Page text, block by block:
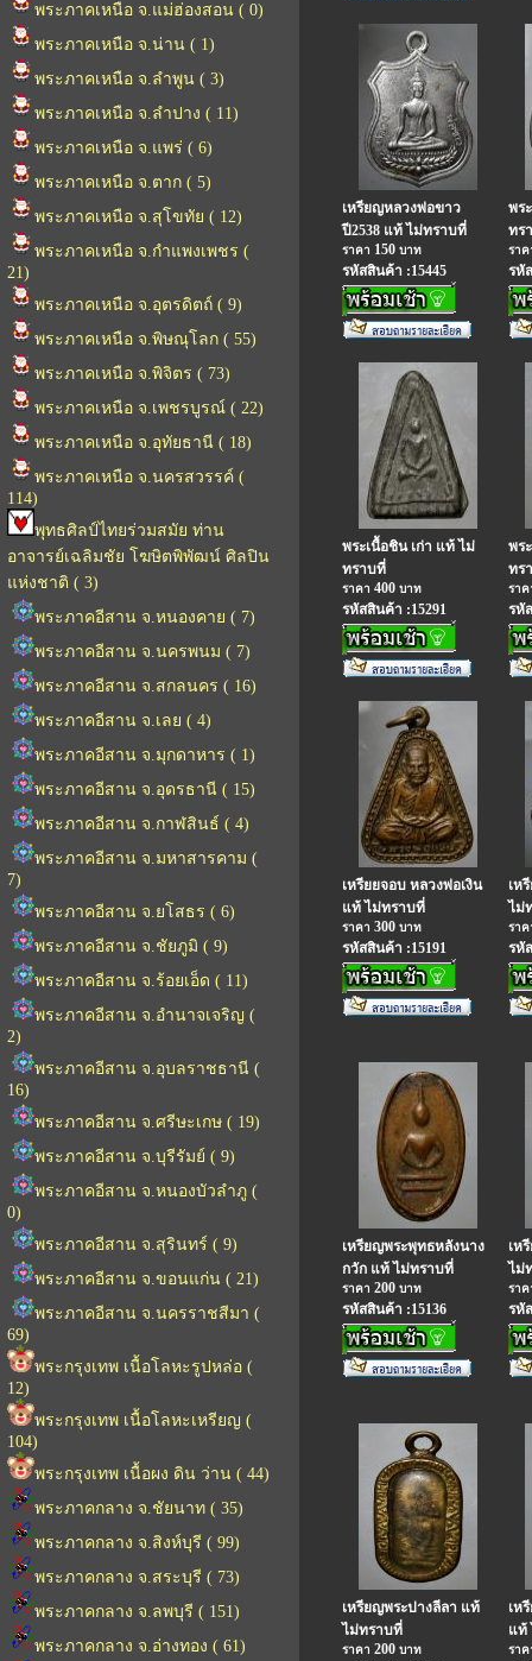
พระภาคเหนือ จ.แม่ฮ่องสอน ( 0)
พระภาคเหนือ จ.น่าน ( 1)
พระภาคเหนือ จ.ลำพูน ( 3)
พระภาคเหนือ จ.ลำปาง ( 11)
พระภาคเหนือ จ.แพร่ ( 6)
พระภาคเหนือ จ.ตาก ( 5)
พระภาคเหนือ จ.สุโขทัย ( 12)
พระภาคเหนือ จ.กำแพงเพชร (
21)
พระภาคเหนือ จ.อุตรดิตถ์ ( 9)
พระภาคเหนือ จ.พิษณุโลก ( 55)
พระภาคเหนือ จ.พิจิตร ( 73)
พระภาคเหนือ จ.เพชรบูรณ์ ( 22)
พระภาคเหนือ จ.อุทัยธานี ( 18)
พระภาคเหนือ จ.นครสวรรค์ (
114)
พุทธศิลป์ไทยร่วมสมัย ท่าน
อาจารย์เฉลิมชัย โฆษิตพิพัฒน์ ศิลปิน
แห่งชาติ ( 3)
พระภาคอีสาน จ.หนองคาย ( 7)
พระภาคอีสาน จ.นครพนม ( 7)
พระภาคอีสาน จ.สกลนคร ( 16)
พระภาคอีสาน จ.เลย ( 4)
พระภาคอีสาน จ.มุกดาหาร ( 1)
พระภาคอีสาน จ.อุดรธานี ( 15)
พระภาคอีสาน จ.กาฬสินธ์ ( 4)
พระภาคอีสาน จ.มหาสารคาม (
7)
พระภาคอีสาน จ.ยโสธร ( 6)
พระภาคอีสาน จ.ชัยภูมิ ( 9)
พระภาคอีสาน จ.ร้อยเอ็ด ( 11)
พระภาคอีสาน จ.อำนาจเจริญ (
2)
พระภาคอีสาน จ.อุบลราชธานี (
16)
พระภาคอีสาน จ.ศรีษะเกษ ( 19)
พระภาคอีสาน จ.บุรีรัมย์ ( 9)
พระภาคอีสาน จ.หนองบัวลำภู (
0)
พระภาคอีสาน จ.สุรินทร์ ( 9)
พระภาคอีสาน จ.ขอนแก่น ( 21)
พระภาคอีสาน จ.นครราชสีมา (
69)
พระกรุงเทพ เนื้อโลหะรูปหล่อ (
12)
พระกรุงเทพ เนื้อโลหะเหรียญ (
104)
พระกรุงเทพ เนื้อผง ดิน ว่าน ( 44)
พระภาคกลาง จ.ชัยนาท ( 35)
พระภาคกลาง จ.สิงห์บุรี ( 99)
พระภาคกลาง จ.สระบุรี ( 73)
พระภาคกลาง จ.ลพบุรี ( 151)
พระภาคกลาง จ.อ่างทอง ( 61)
เหรียญหลวงพ่อขาว
ปี2538 แท้ ไม่ทราบที่
ราคา 150 บาท
รหัสสินค้า :15445
พร
ทร
รา
รหั
พระเนื้อชิน เก่า แท้ ไม่
ทราบที่
ราคา 400 บาท
รหัสสินค้า :15291
พร
ทร
รา
รหั
เหรียยจอบ หลวงพ่อเงิน
แท้ ไม่ทราบที่
ราคา 300 บาท
รหัสสินค้า :15191
เห
ไม่
รา
รหั
เหรียญพระพุทธหลังนาง
กวัก แท้ ไม่ทราบที่
ราคา 200 บาท
รหัสสินค้า :15136
เห
ไม่
รา
รหั
เหรียญพระปางลีลา แท้
ไม่ทราบที่
ราคา 200 บาท
เห
แท้
รา